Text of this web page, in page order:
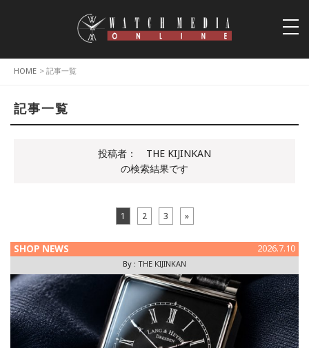
HOME > 記事一覧
記事一覧
投稿者：
THE KIJINKAN
の検索結果です
1 2 3 »
SHOP NEWS 2026.7.10
By : THE KIJINKAN